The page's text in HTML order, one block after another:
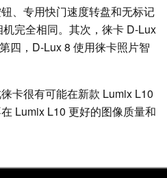
、专用快门速度转盘和无标记
完全相同。其次，徕卡 D-Lux
四，D-Lux 8 使用徕卡照片智
卡很有可能在新款 Lumix L10
Lumix L10 更好的图像质量和